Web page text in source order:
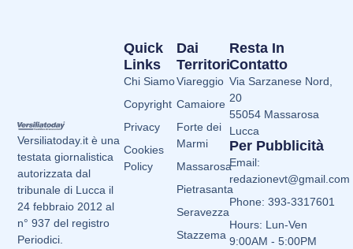
Versiliatoday.it è una
testata giornalistica
autorizzata dal
tribunale di Lucca il
24 febbraio 2012 al
n° 937 del registro
Periodici.
Dai
Territori
Viareggio
Camaiore
Forte dei
Marmi
Massarosa
Pietrasanta
Seravezza
Stazzema
Quick
Links
Chi Siamo
Copyright
Privacy
Cookies
Policy
Resta In
Contatto
Via Sarzanese Nord,
20
55054 Massarosa
Lucca
Per Pubblicità
Email:
redazionevt@gmail.com
Phone: 393-3317601
Hours: Lun-Ven
9:00AM - 5:00PM